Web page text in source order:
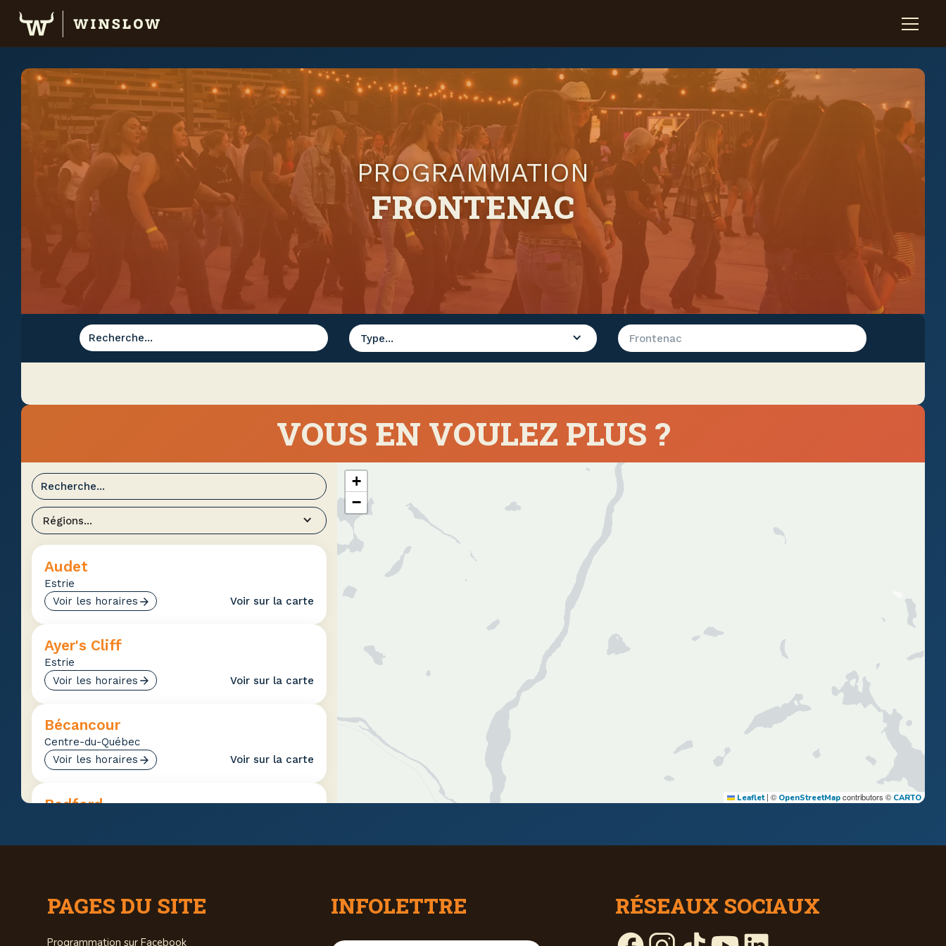
PROGRAMMATION
FRONTENAC
Type... Frontenac
VOUS EN VOULEZ PLUS ?
Régions...
Audet
Estrie
Voir les horaires
Voir sur la carte
Ayer's Cliff
Estrie
Voir les horaires
Voir sur la carte
Bécancour
Centre-du-Québec
Voir les horaires
Voir sur la carte
Bedford
Montérégie
+
−
Leaflet | © OpenStreetMap contributors © CARTO
PAGES DU SITE
Programmation sur Facebook
INFOLETTRE RÉSEAUX SOCIAUX